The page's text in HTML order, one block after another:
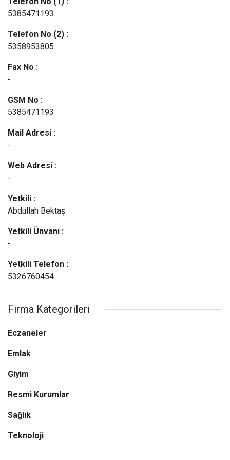
5385471193
Telefon No (2) :
5358953805
Fax No :
-
GSM No :
5385471193
Mail Adresi :
-
Web Adresi :
-
Yetkili :
Abdullah Bektaş
Yetkili Ünvanı :
-
Yetkili Telefon :
5326760454
Firma Kategorileri
Eczaneler
Emlak
Giyim
Resmi Kurumlar
Sağlık
Teknoloji